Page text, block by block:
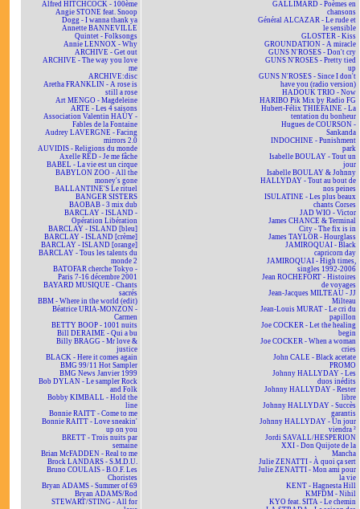
Alfred HITCHCOCK - 100ème
Angie STONE feat. Snoop
Dogg - I wanna thank ya
Annette BANNEVILLE
Quintet - Folksongs
Annie LENNOX - Why
ARCHIVE - Get out
ARCHIVE - The way you love
me
ARCHIVE:disc
Aretha FRANKLIN - A rose is
still a rose
Art MENGO - Magdeleine
ARTE - Les 4 saisons
Association Valentin HAÜY -
Fables de la Fontaine
Audrey LAVERGNE - Facing
mirrors 2.0
AUVIDIS - Religions du monde
Axelle RED - Je me fâche
BABEL - La vie est un cirque
BABYLON ZOO - All the
money's gone
BALLANTINE'S Le rituel
BANGER SISTERS
BAOBAB - 3 mix dub
BARCLAY - ISLAND -
Opération Libération
BARCLAY - ISLAND [bleu]
BARCLAY - ISLAND [crème]
BARCLAY - ISLAND [orange]
BARCLAY - Tous les talents du
monde 2
BATOFAR cherche Tokyo -
Paris 7-16 décembre 2001
BAYARD MUSIQUE - Chants
sacrés
BBM - Where in the world (edit)
Béatrice URIA-MONZON -
Carmen
BETTY BOOP - 1001 nuits
Bill DERAIME - Qui a bu
Billy BRAGG - Mr love &
justice
BLACK - Here it comes again
BMG 99/11 Hot Sampler
BMG News Janvier 1999
Bob DYLAN - Le sampler Rock
and Folk
Bobby KIMBALL - Hold the
line
Bonnie RAITT - Come to me
Bonnie RAITT - Love sneakin'
up on you
BRETT - Trois nuits par
semaine
Brian McFADDEN - Real to me
Brock LANDARS - S.M.D.U.
Bruno COULAIS - B.O.F. Les
Choristes
Bryan ADAMS - Summer of 69
Bryan ADAMS/Rod
STEWART/STING - All for
GALLIMARD - Poèmes en
chansons
Général ALCAZAR - Le rude et
le sensible
GLOSTER - Kiss
GROUNDATION - A miracle
GUNS N'ROSES - Don't cry
GUNS N'ROSES - Pretty tied
up
GUNS N'ROSES - Since I don't
have you (radio version)
HADOUK TRIO - Now
HARIBO Pik Mix by Radio FG
Hubert-Félix THIÉFAINE - La
tentation du bonheur
Hugues de COURSON -
Sankanda
INDOCHINE - Punishment
park
Isabelle BOULAY - Tout un
jour
Isabelle BOULAY & Johnny
HALLYDAY - Tout au bout de
nos peines
ISULATINE - Les plus beaux
chants Corses
JAD WIO - Victor
James CHANCE & Terminal
City - The fix is in
James TAYLOR - Hourglass
JAMIROQUAI - Black
capricorn day
JAMIROQUAI - High times,
singles 1992-2006
Jean ROCHEFORT - Histoires
de voyages
Jean-Jacques MILTEAU - JJ
Milteau
Jean-Louis MURAT - Le cri du
papillon
Joe COCKER - Let the healing
begin
Joe COCKER - When a woman
cries
John CALE - Black acetate
PROMO
Johnny HALLYDAY - Les
duos inédits
Johnny HALLYDAY - Rester
libre
Johnny HALLYDAY - Succès
garantis
Johnny HALLYDAY - Un jour
viendra ²
Jordi SAVALL/HESPERION
XXI - Don Quijote de la
Mancha
Julie ZENATTI - À quoi ça sert
Julie ZENATTI - Mon ami pour
la vie
KENT - Hagnesta Hill
KMFDM - Nihil
KYO feat. SITA - Le chemin